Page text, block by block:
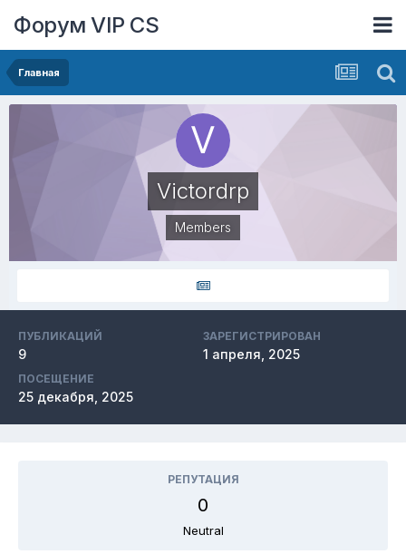
Форум VIP CS
Главная
Victordrp
Members
ПУБЛИКАЦИЙ
9
ЗАРЕГИСТРИРОВАН
1 апреля, 2025
ПОСЕЩЕНИЕ
25 декабря, 2025
РЕПУТАЦИЯ
0
Neutral